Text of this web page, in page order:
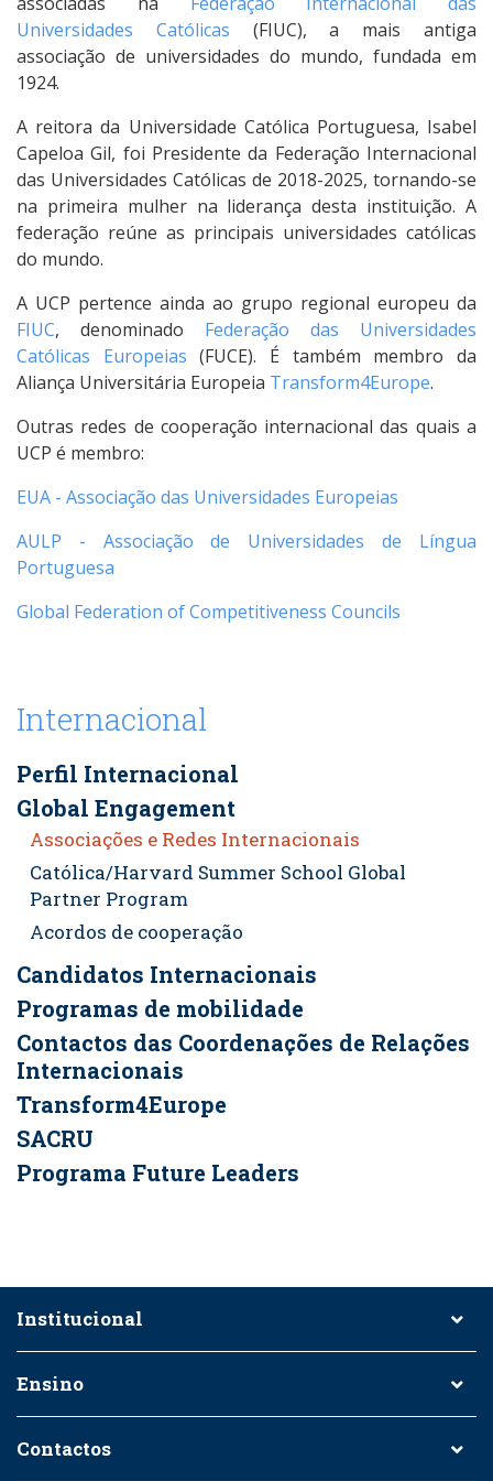
Universidades Católicas (FIUC), a mais antiga
associação de universidades do mundo, fundada em
1924.
A reitora da Universidade Católica Portuguesa, Isabel
Capeloa Gil, foi Presidente da Federação Internacional
das Universidades Católicas de 2018-2025, tornando-se
na primeira mulher na liderança desta instituição. A
federação reúne as principais universidades católicas
do mundo.
A UCP pertence ainda ao grupo regional europeu da
FIUC, denominado Federação das Universidades
Católicas Europeias (FUCE). É também membro da
Aliança Universitária Europeia Transform4Europe.
Outras redes de cooperação internacional das quais a
UCP é membro:
EUA - Associação das Universidades Europeias
AULP - Associação de Universidades de Língua
Portuguesa
Global Federation of Competitiveness Councils
Internacional
Perfil Internacional
Global Engagement
Associações e Redes Internacionais
Católica/Harvard Summer School Global
Partner Program
Acordos de cooperação
Candidatos Internacionais
Programas de mobilidade
Contactos das Coordenações de Relações
Internacionais
Transform4Europe
SACRU
Programa Future Leaders
Institucional
Ensino
Contactos